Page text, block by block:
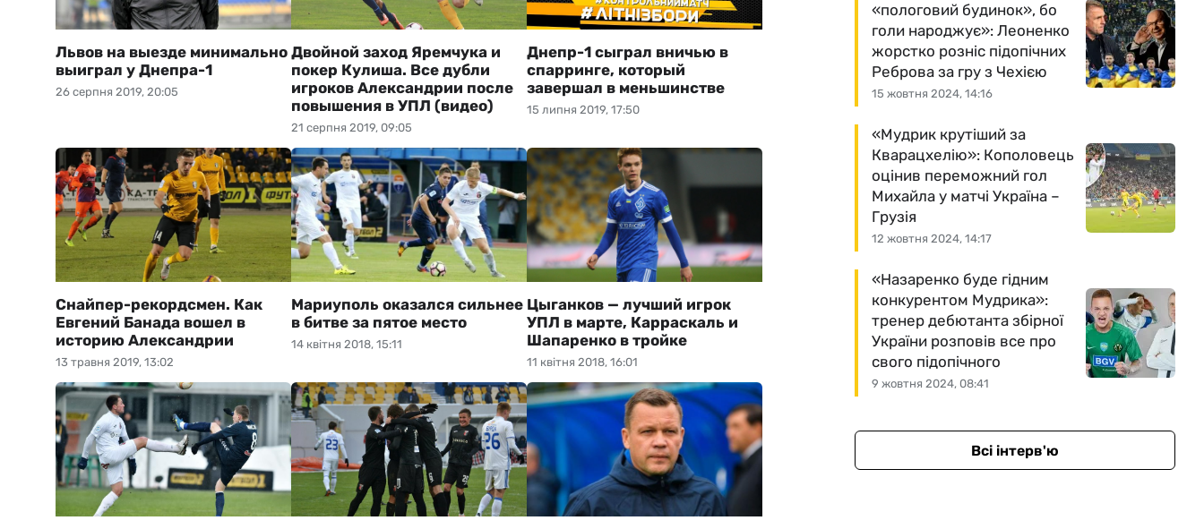
26 серпня 2019, 20:05
Львов на выезде минимально
выиграл у Днепра-1
21 серпня 2019, 09:05
Двойной заход Яремчука и
покер Кулиша. Все дубли
игроков Александрии после
повышения в УПЛ (видео)
15 липня 2019, 17:50
Днепр-1 сыграл вничью в
спарринге, который
завершал в меньшинстве
13 травня 2019, 13:02
Снайпер-рекордсмен. Как
Евгений Банада вошел в
историю Александрии
14 квітня 2018, 15:11
Мариуполь оказался сильнее
в битве за пятое место
11 квітня 2018, 16:01
Цыганков — лучший игрок
УПЛ в марте, Карраскаль и
Шапаренко в тройке
15 жовтня 2024, 14:16
«пологовий будинок», бо
голи народжує»: Леоненко
жорстко розніс підопічних
Реброва за гру з Чехією
12 жовтня 2024, 14:17
«Мудрик крутіший за
Кварацхелію»: Кополовець
оцінив переможний гол
Михайла у матчі Україна –
Грузія
9 жовтня 2024, 08:41
«Назаренко буде гідним
конкурентом Мудрика»:
тренер дебютанта збірної
України розповів все про
свого підопічного
Всі інтерв'ю